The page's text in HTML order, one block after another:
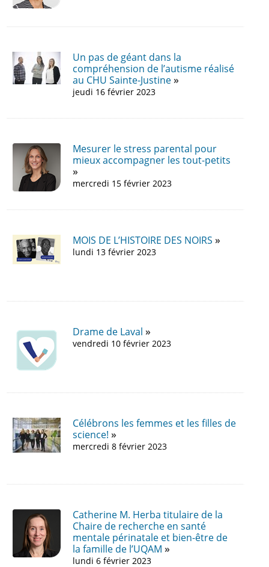
Un pas de géant dans la
compréhension de l’autisme réalisé
au CHU Sainte-Justine
jeudi 16 février 2023
Mesurer le stress parental pour
mieux accompagner les tout-petits
mercredi 15 février 2023
MOIS DE L’HISTOIRE DES NOIRS
lundi 13 février 2023
Drame de Laval
vendredi 10 février 2023
Célébrons les femmes et les filles de
science!
mercredi 8 février 2023
Catherine M. Herba titulaire de la
Chaire de recherche en santé
mentale périnatale et bien-être de
la famille de l’UQAM
lundi 6 février 2023